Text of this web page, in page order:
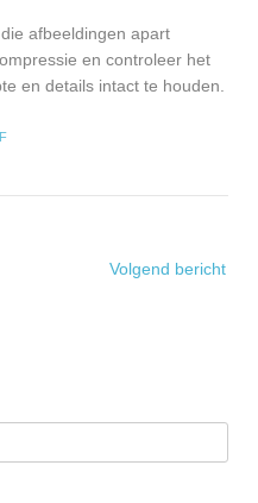
afbeeldingen apart
en controleer het
en details intact te houden.
Volgend bericht